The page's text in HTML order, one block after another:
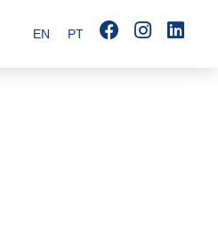
EN PT